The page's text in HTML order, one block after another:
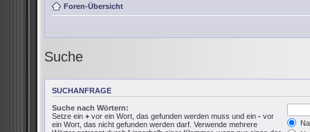
Foren-Übersicht
Suche
SUCHANFRAGE
Suche nach Wörtern:
Setze ein + vor ein Wort, das gefunden werden muss und ein - vor
ein Wort, das nicht gefunden werden darf. Verwende mehrere